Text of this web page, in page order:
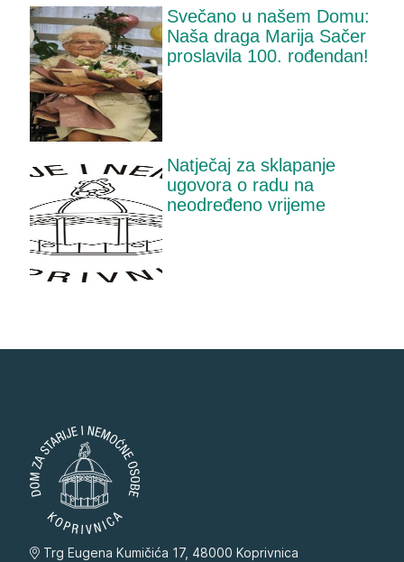
Svečano u našem Domu:
Naša draga Marija Sačer
proslavila 100. rođendan!
Natječaj za sklapanje
ugovora o radu na
neodređeno vrijeme
Trg Eugena Kumičića 17, 48000 Koprivnica